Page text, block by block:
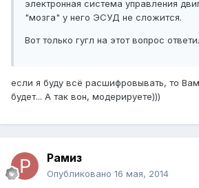
электронная система управления
"мозга" у него ЭСУД не сложится.
Вот только гугл на этот вопрос
если я буду всё расшифровывать, то
будет... А так вон, модерируете)))
Рамиз
Опубликовано 16 мая, 2014